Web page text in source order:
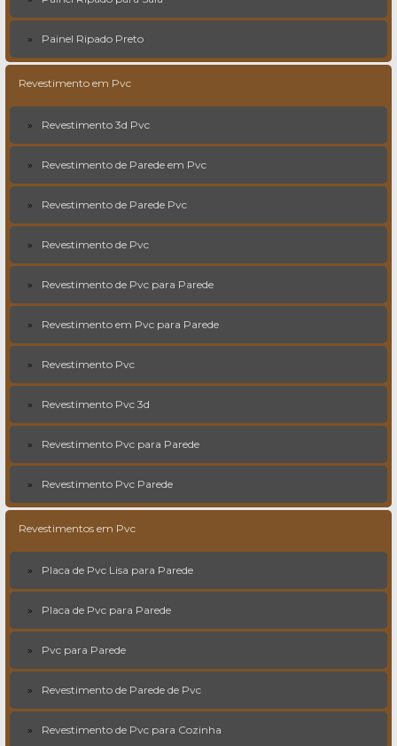
Painel Ripado Preto
Revestimento em Pvc
Revestimento 3d Pvc
Revestimento de Parede em Pvc
Revestimento de Parede Pvc
Revestimento de Pvc
Revestimento de Pvc para Parede
Revestimento em Pvc para Parede
Revestimento Pvc
Revestimento Pvc 3d
Revestimento Pvc para Parede
Revestimento Pvc Parede
Revestimentos em Pvc
Placa de Pvc Lisa para Parede
Placa de Pvc para Parede
Pvc para Parede
Revestimento de Parede de Pvc
Revestimento de Pvc para Cozinha